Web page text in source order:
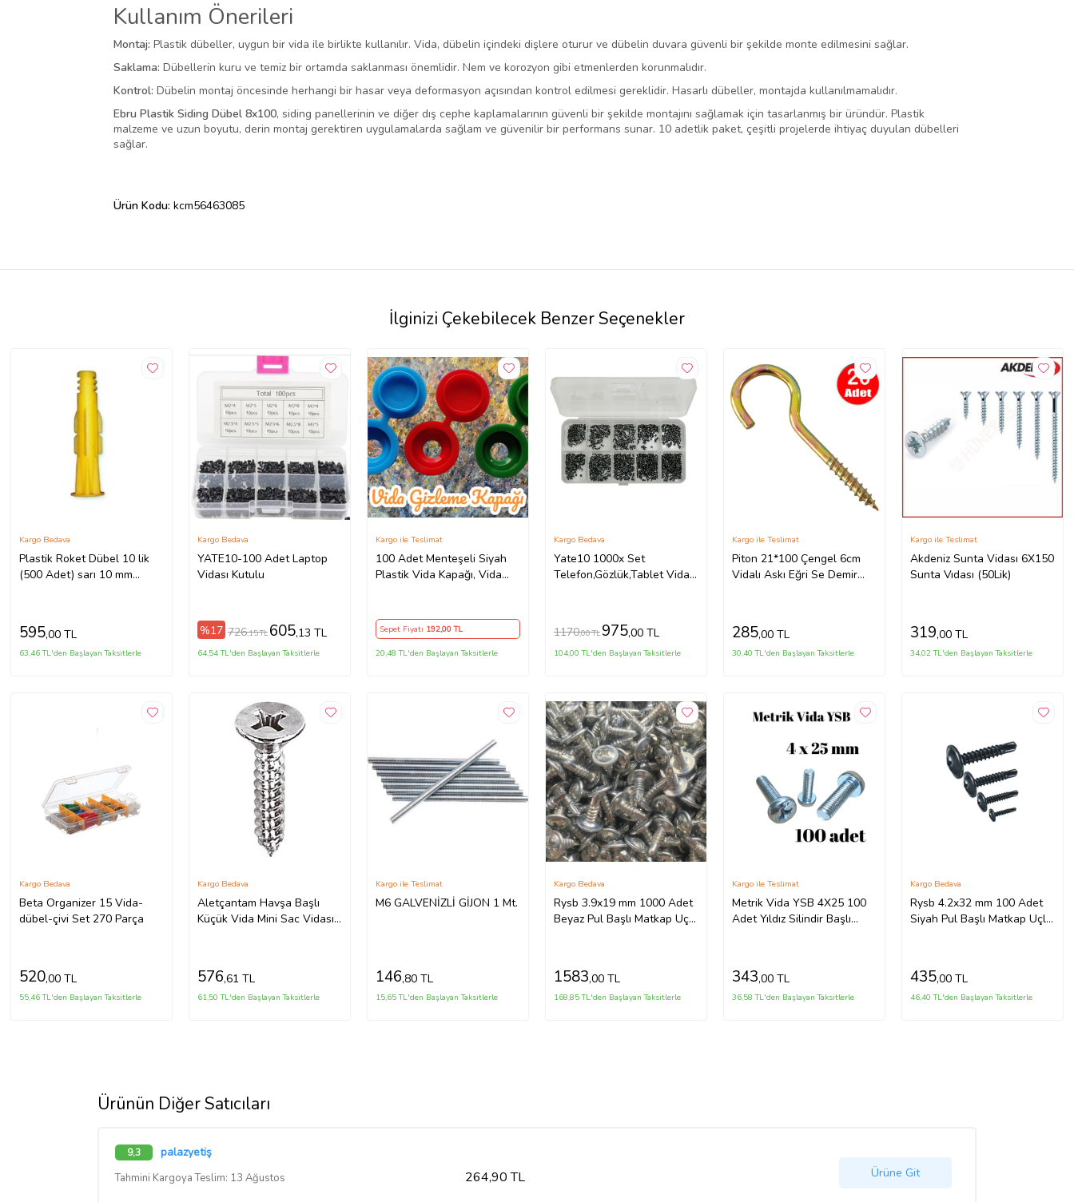
Kullanım Önerileri
Montaj: Plastik dübeller, uygun bir vida ile birlikte kullanılır. Vida, dübelin içindeki dişlere oturur ve dübelin duvara güvenli bir şekilde monte edilmesini sağlar.
Saklama: Dübellerin kuru ve temiz bir ortamda saklanması önemlidir. Nem ve korozyon gibi etmenlerden korunmalıdır.
Kontrol: Dübelin montaj öncesinde herhangi bir hasar veya deformasyon açısından kontrol edilmesi gereklidir. Hasarlı dübeller, montajda kullanılmamalıdır.
Ebru Plastik Siding Dübel 8x100, siding panellerinin ve diğer dış cephe kaplamalarının güvenli bir şekilde montajını sağlamak için tasarlanmış bir üründür. Plastik
malzeme ve uzun boyutu, derin montaj gerektiren uygulamalarda sağlam ve güvenilir bir performans sunar. 10 adetlik paket, çeşitli projelerde ihtiyaç duyulan dübelleri
sağlar.
Ürün Kodu: kcm56463085
İlginizi Çekebilecek Benzer Seçenekler
Plastik Roket Dübel 10 lik
(500 Adet) sarı 10 mm
Kargo Bedava
595,00 TL
63,46 TL'den Başlayan Taksitlerle
YATE10-100 Adet Laptop
Vidası Kutulu
Kargo Bedava
%17 726,15 TL 605,13 TL
64,54 TL'den Başlayan Taksitlerle
100 Adet Menteşeli Siyah
Plastik Vida Kapağı, Vida
Kargo ile Teslimat
Sepet Fiyatı 192,00 TL
20,48 TL'den Başlayan Taksitlerle
Yate10 1000x Set
Telefon,Gözlük,Tablet Vida
Kargo Bedava
1170,00 TL 975,00 TL
104,00 TL'den Başlayan Taksitlerle
Piton 21*100 Çengel 6cm
Vidalı Askı Eğri Se Demir
Kargo ile Teslimat
285,00 TL
30,40 TL'den Başlayan Taksitlerle
Akdeniz Sunta Vidası 6X150
Sunta Vıdası (50Lik)
Kargo ile Teslimat
319,00 TL
34,02 TL'den Başlayan Taksitlerle
Beta Organizer 15 Vida-
dübel-çivi Set 270 Parça
Kargo Bedava
520,00 TL
55,46 TL'den Başlayan Taksitlerle
Aletçantam Havşa Başlı
Küçük Vida Mini Sac Vidası
Kargo Bedava
576,61 TL
61,50 TL'den Başlayan Taksitlerle
M6 GALVENİZLİ GİJON 1 Mt.
Kargo ile Teslimat
146,80 TL
15,65 TL'den Başlayan Taksitlerle
Rysb 3.9x19 mm 1000 Adet
Beyaz Pul Başlı Matkap Uçlu
Kargo Bedava
1583,00 TL
168,85 TL'den Başlayan Taksitlerle
Metrik Vida YSB 4X25 100
Adet Yıldız Silindir Başlı
Kargo ile Teslimat
343,00 TL
36,58 TL'den Başlayan Taksitlerle
Rysb 4.2x32 mm 100 Adet
Siyah Pul Başlı Matkap Uçlu
Kargo Bedava
435,00 TL
46,40 TL'den Başlayan Taksitlerle
Ürünün Diğer Satıcıları
9,3 palazyetiş
Tahmini Kargoya Teslim: 13 Ağustos 264,90 TL Ürüne Git